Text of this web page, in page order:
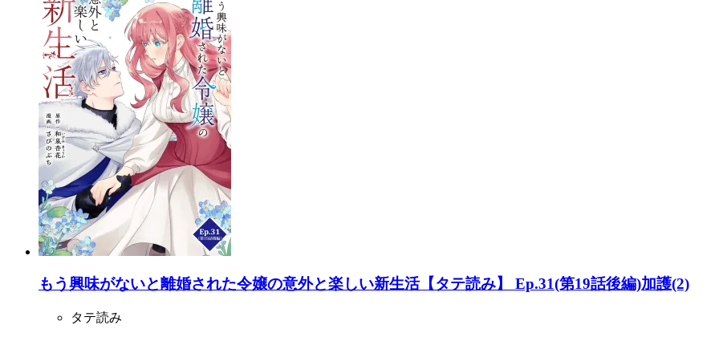
もう興味がないと離婚された令嬢の意外と楽しい新生活【タテ読み】 Ep.31(第19話後編)加護(2)
タテ読み